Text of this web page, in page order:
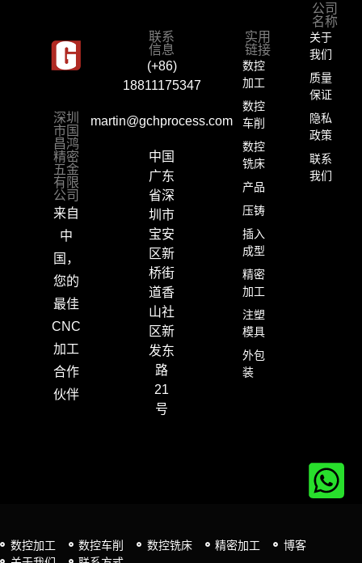
深圳
市国
昌鸿
精密
五金
有限
公司
来自
中
国，
您的
最佳
CNC
加工
合作
伙伴
联系
信息
(+86)
18811175347
martin@gchprocess.com
中国
广东
省深
圳市
宝安
区新
桥街
道香
山社
区新
发东
路
21
号
实用
链接
数控
加工
数控
车削
数控
铣床
产品
压铸
插入
成型
精密
加工
注塑
模具
外包
装
公司
名称
关于
我们
质量
保证
隐私
政策
联系
我们
数控加工 数控车削 数控铣床 精密加工
博客